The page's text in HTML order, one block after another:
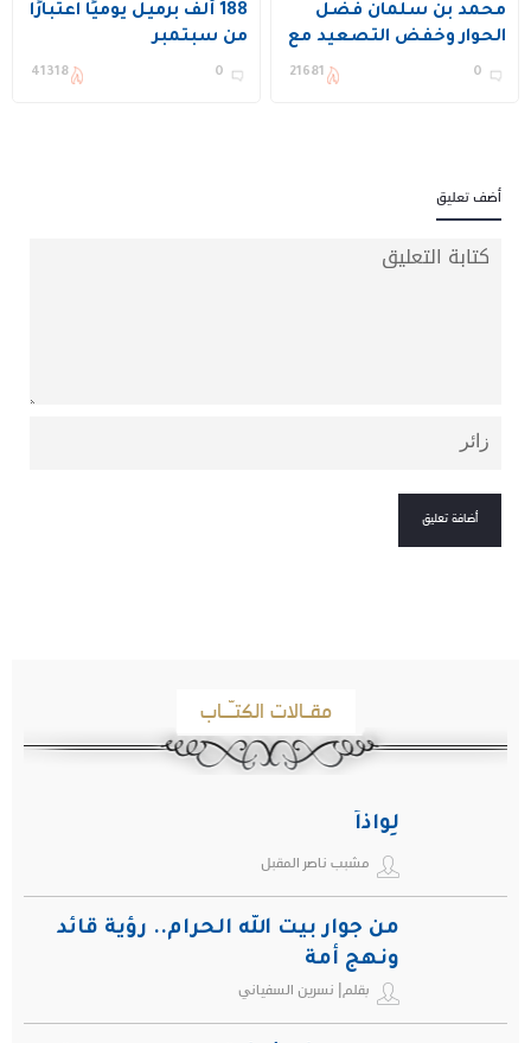
محمد بن سلمان فضّل
الحوار وخفض التصعيد مع
إيران
0
21681
188 ألف برميل يوميًا اعتبارًا
من سبتمبر
0
41318
أضف تعليق
مقـالات الكتـّـاب
لِواذاً
مشبب ناصر المقبل
من جوار بيت الله الحرام.. رؤية قائد
ونهج أمة
بقلم| نسرين السفياني